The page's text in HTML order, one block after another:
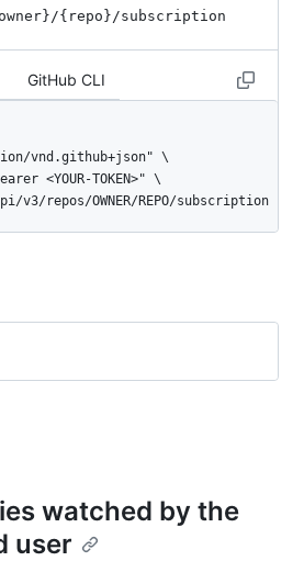
/{repo} /subscription
GitHub CLI
v3/repos/OWNER/REPO/subscription
watched by the
user